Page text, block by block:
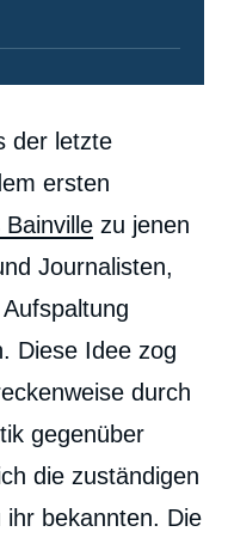
der letzte
ersten
zu jenen
Journalisten,
Diese Idee zog
durch
gegenüber
die zuständigen
bekannten. Die